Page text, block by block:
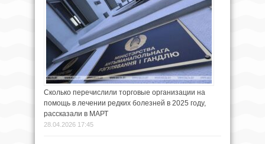
Сколько перечислили торговые организации на
помощь в лечении редких болезней в 2025 году,
рассказали в МАРТ
28.04.2026 17:45